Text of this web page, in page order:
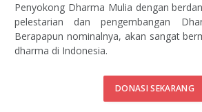
Penyokong Dharma Mulia dengan
pelestarian dan pengembangan
Berapapun nominalnya, akan sangat
dharma di Indonesia.
DONASI SEKARANG